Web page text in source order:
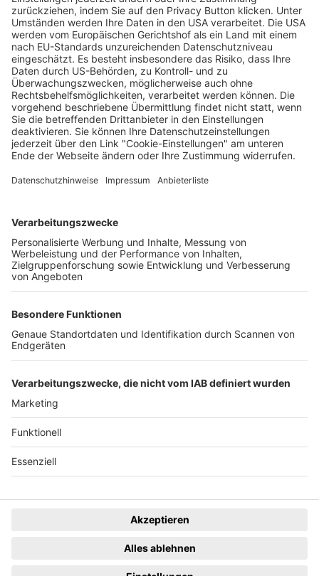
Weitere Tennis-Stars für die Swiss Indoors
Basel verpflichtet
Wochenbericht 30.07.2025
Freiburger Wochenbericht
Der Wochenbericht
wurde zum 31. Juli 2026
eingestellt.
News
Lokales
Sport
Ein Unternehmen der